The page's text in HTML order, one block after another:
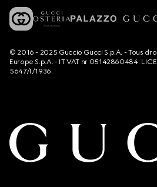
© 2016 - 2025 Guccio Gucci S.p.A. - Tous
Europe S.p.A. - IT VAT nr 05142860484.
5647/I/1936